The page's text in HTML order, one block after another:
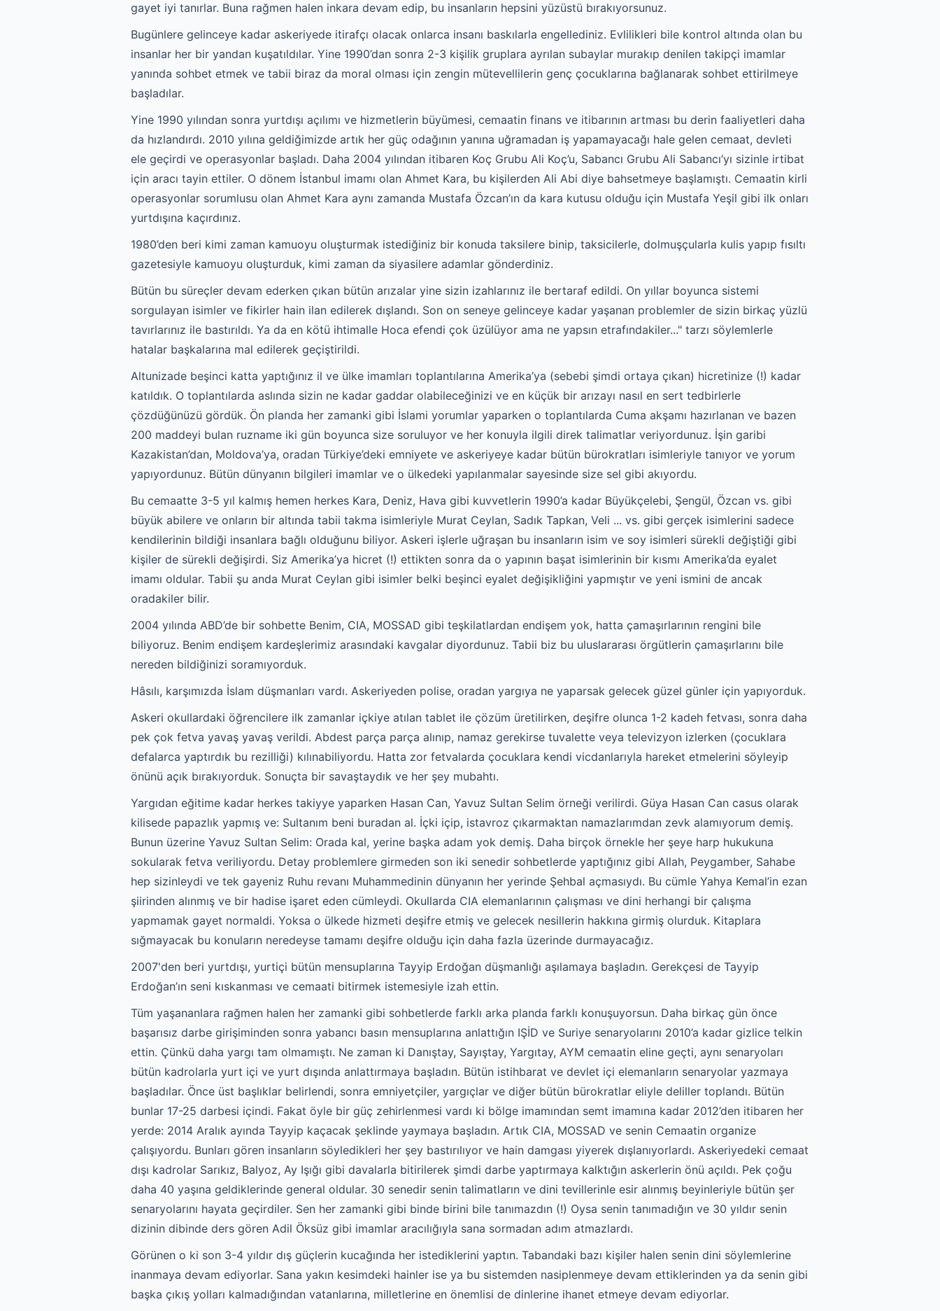
gayet iyi tanırlar. Buna rağmen halen inkara devam edip, bu insanların hepsini yüzüstü bırakıyorsunuz.
Bugünlere gelinceye kadar askeriyede itirafçı olacak onlarca insanı baskılarla engellediniz. Evlilikleri bile kontrol altında olan bu
insanlar her bir yandan kuşatıldılar. Yine 1990’dan sonra 2-3 kişilik gruplara ayrılan subaylar murakıp denilen takipçi imamlar
yanında sohbet etmek ve tabii biraz da moral olması için zengin mütevellilerin genç çocuklarına bağlanarak sohbet ettirilmeye
başladılar.
Yine 1990 yılından sonra yurtdışı açılımı ve hizmetlerin büyümesi, cemaatin finans ve itibarının artması bu derin faaliyetleri daha
da hızlandırdı. 2010 yılına geldiğimizde artık her güç odağının yanına uğramadan iş yapamayacağı hale gelen cemaat, devleti
ele geçirdi ve operasyonlar başladı. Daha 2004 yılından itibaren Koç Grubu Ali Koç’u, Sabancı Grubu Ali Sabancı’yı sizinle irtibat
için aracı tayin ettiler. O dönem İstanbul imamı olan Ahmet Kara, bu kişilerden Ali Abi diye bahsetmeye başlamıştı. Cemaatin kirli
operasyonlar sorumlusu olan Ahmet Kara aynı zamanda Mustafa Özcan’ın da kara kutusu olduğu için Mustafa Yeşil gibi ilk onları
yurtdışına kaçırdınız.
1980’den beri kimi zaman kamuoyu oluşturmak istediğiniz bir konuda taksilere binip, taksicilerle, dolmuşçularla kulis yapıp fısıltı
gazetesiyle kamuoyu oluşturduk, kimi zaman da siyasilere adamlar gönderdiniz.
Bütün bu süreçler devam ederken çıkan bütün arızalar yine sizin izahlarınız ile bertaraf edildi. On yıllar boyunca sistemi
sorgulayan isimler ve fikirler hain ilan edilerek dışlandı. Son on seneye gelinceye kadar yaşanan problemler de sizin birkaç yüzlü
tavırlarınız ile bastırıldı. Ya da en kötü ihtimalle Hoca efendi çok üzülüyor ama ne yapsın etrafındakiler..." tarzı söylemlerle
hatalar başkalarına mal edilerek geçiştirildi.
Altunizade beşinci katta yaptığınız il ve ülke imamları toplantılarına Amerika’ya (sebebi şimdi ortaya çıkan) hicretinize (!) kadar
katıldık. O toplantılarda aslında sizin ne kadar gaddar olabileceğinizi ve en küçük bir arızayı nasıl en sert tedbirlerle
çözdüğünüzü gördük. Ön planda her zamanki gibi İslami yorumlar yaparken o toplantılarda Cuma akşamı hazırlanan ve bazen
200 maddeyi bulan ruzname iki gün boyunca size soruluyor ve her konuyla ilgili direk talimatlar veriyordunuz. İşin garibi
Kazakistan’dan, Moldova’ya, oradan Türkiye’deki emniyete ve askeriyeye kadar bütün bürokratları isimleriyle tanıyor ve yorum
yapıyordunuz. Bütün dünyanın bilgileri imamlar ve o ülkedeki yapılanmalar sayesinde size sel gibi akıyordu.
Bu cemaatte 3-5 yıl kalmış hemen herkes Kara, Deniz, Hava gibi kuvvetlerin 1990’a kadar Büyükçelebi, Şengül, Özcan vs. gibi
büyük abilere ve onların bir altında tabii takma isimleriyle Murat Ceylan, Sadık Tapkan, Veli ... vs. gibi gerçek isimlerini sadece
kendilerinin bildiği insanlara bağlı olduğunu biliyor. Askeri işlerle uğraşan bu insanların isim ve soy isimleri sürekli değiştiği gibi
kişiler de sürekli değişirdi. Siz Amerika’ya hicret (!) ettikten sonra da o yapının başat isimlerinin bir kısmı Amerika’da eyalet
imamı oldular. Tabii şu anda Murat Ceylan gibi isimler belki beşinci eyalet değişikliğini yapmıştır ve yeni ismini de ancak
oradakiler bilir.
2004 yılında ABD’de bir sohbette Benim, CIA, MOSSAD gibi teşkilatlardan endişem yok, hatta çamaşırlarının rengini bile
biliyoruz. Benim endişem kardeşlerimiz arasındaki kavgalar diyordunuz. Tabii biz bu uluslararası örgütlerin çamaşırlarını bile
nereden bildiğinizi soramıyorduk.
Hâsılı, karşımızda İslam düşmanları vardı. Askeriyeden polise, oradan yargıya ne yaparsak gelecek güzel günler için yapıyorduk.
Askeri okullardaki öğrencilere ilk zamanlar içkiye atılan tablet ile çözüm üretilirken, deşifre olunca 1-2 kadeh fetvası, sonra daha
pek çok fetva yavaş yavaş verildi. Abdest parça parça alınıp, namaz gerekirse tuvalette veya televizyon izlerken (çocuklara
defalarca yaptırdık bu rezilliği) kılınabiliyordu. Hatta zor fetvalarda çocuklara kendi vicdanlarıyla hareket etmelerini söyleyip
önünü açık bırakıyorduk. Sonuçta bir savaştaydık ve her şey mubahtı.
Yargıdan eğitime kadar herkes takiyye yaparken Hasan Can, Yavuz Sultan Selim örneği verilirdi. Güya Hasan Can casus olarak
kilisede papazlık yapmış ve: Sultanım beni buradan al. İçki içip, istavroz çıkarmaktan namazlarımdan zevk alamıyorum demiş.
Bunun üzerine Yavuz Sultan Selim: Orada kal, yerine başka adam yok demiş. Daha birçok örnekle her şeye harp hukukuna
sokularak fetva veriliyordu. Detay problemlere girmeden son iki senedir sohbetlerde yaptığınız gibi Allah, Peygamber, Sahabe
hep sizinleydi ve tek gayeniz Ruhu revanı Muhammedinin dünyanın her yerinde Şehbal açmasıydı. Bu cümle Yahya Kemal’in ezan
şiirinden alınmış ve bir hadise işaret eden cümleydi. Okullarda CIA elemanlarının çalışması ve dini herhangi bir çalışma
yapmamak gayet normaldi. Yoksa o ülkede hizmeti deşifre etmiş ve gelecek nesillerin hakkına girmiş olurduk. Kitaplara
sığmayacak bu konuların neredeyse tamamı deşifre olduğu için daha fazla üzerinde durmayacağız.
2007'den beri yurtdışı, yurtiçi bütün mensuplarına Tayyip Erdoğan düşmanlığı aşılamaya başladın. Gerekçesi de Tayyip
Erdoğan’ın seni kıskanması ve cemaati bitirmek istemesiyle izah ettin.
Tüm yaşananlara rağmen halen her zamanki gibi sohbetlerde farklı arka planda farklı konuşuyorsun. Daha birkaç gün önce
başarısız darbe girişiminden sonra yabancı basın mensuplarına anlattığın IŞİD ve Suriye senaryolarını 2010’a kadar gizlice telkin
ettin. Çünkü daha yargı tam olmamıştı. Ne zaman ki Danıştay, Sayıştay, Yargıtay, AYM cemaatin eline geçti, aynı senaryoları
bütün kadrolarla yurt içi ve yurt dışında anlattırmaya başladın. Bütün istihbarat ve devlet içi elemanların senaryolar yazmaya
başladılar. Önce üst başlıklar belirlendi, sonra emniyetçiler, yargıçlar ve diğer bütün bürokratlar eliyle deliller toplandı. Bütün
bunlar 17-25 darbesi içindi. Fakat öyle bir güç zehirlenmesi vardı ki bölge imamından semt imamına kadar 2012’den itibaren her
yerde: 2014 Aralık ayında Tayyip kaçacak şeklinde yaymaya başladın. Artık CIA, MOSSAD ve senin Cemaatin organize
çalışıyordu. Bunları gören insanların söyledikleri her şey bastırılıyor ve hain damgası yiyerek dışlanıyorlardı. Askeriyedeki cemaat
dışı kadrolar Sarıkız, Balyoz, Ay Işığı gibi davalarla bitirilerek şimdi darbe yaptırmaya kalktığın askerlerin önü açıldı. Pek çoğu
daha 40 yaşına geldiklerinde general oldular. 30 senedir senin talimatların ve dini tevillerinle esir alınmış beyinleriyle bütün şer
senaryolarını hayata geçirdiler. Sen her zamanki gibi binde birini bile tanımazdın (!) Oysa senin tanımadığın ve 30 yıldır senin
dizinin dibinde ders gören Adil Öksüz gibi imamlar aracılığıyla sana sormadan adım atmazlardı.
Görünen o ki son 3-4 yıldır dış güçlerin kucağında her istediklerini yaptın. Tabandaki bazı kişiler halen senin dini söylemlerine
inanmaya devam ediyorlar. Sana yakın kesimdeki hainler ise ya bu sistemden nasiplenmeye devam ettiklerinden ya da senin gibi
başka çıkış yolları kalmadığından vatanlarına, milletlerine en önemlisi de dinlerine ihanet etmeye devam ediyorlar.